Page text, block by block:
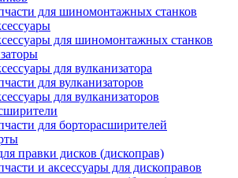
для шиномонтажных станков
для шиномонтажных станков
для вулканизатора
для вулканизаторов
для вулканизаторов
для борторасширителей
правки дисков (дископрав)
и аксессуары для дископравов